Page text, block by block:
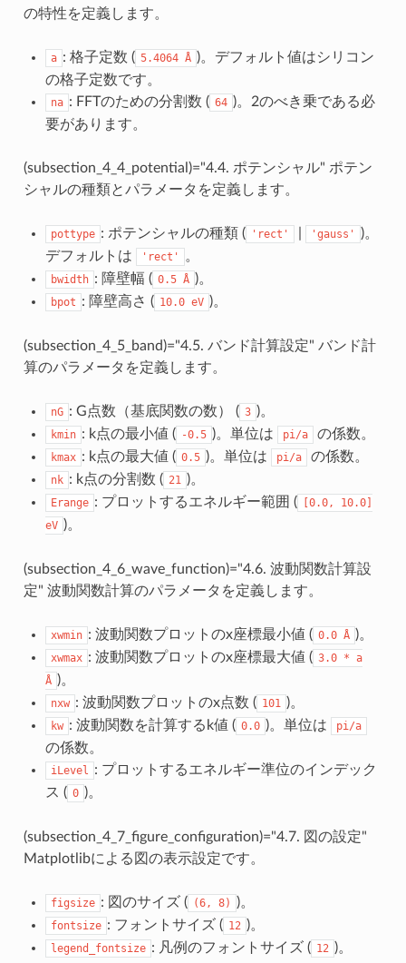
の特性を定義します。
a : 格子定数 ( 5.4064 Å )。デフォルト値はシリコン
の格子定数です。
na : FFTのための分割数 ( 64 )。2のべき乗である必
要があります。
(subsection_4_4_potential)="4.4. ポテンシャル" ポテン
シャルの種類とパラメータを定義します。
pottype : ポテンシャルの種類 ( 'rect' 'gauss'
)。
デフォルトは
'rect' 。
bwidth : 障壁幅 ( 0.5 Å )。
bpot : 障壁高さ ( 10.0 eV )。
(subsection_4_5_band)="4.5. バンド計算設定" バンド計
算のパラメータを定義します。
nG : G点数（基底関数の数） ( 3 )。
kmin : k点の最小値 ( -0.5 )。単位は pi/a の係数。
kmax : k点の最大値 ( 0.5 )。単位は pi/a の係数。
nk : k点の分割数 ( 21 )。
Erange : プロットするエネルギー範囲 ( [0.0,
10.0]
eV )。
(subsection_4_6_wave_function)="4.6. 波動関数計算設
定" 波動関数計算のパラメータを定義します。
xwmin : 波動関数プロットのx座標最小値 ( 0.0 Å )。
xwmax : 波動関数プロットのx座標最大値 ( 3.0 * a
Å )。
nxw : 波動関数プロットのx点数 ( 101 )。
kw : 波動関数を計算するk値 ( 0.0 )。単位は pi/a
の係数。
iLevel : プロットするエネルギー準位のインデック
ス ( 0 )。
(subsection_4_7_figure_configuration)="4.7. 図の設定"
Matplotlibによる図の表示設定です。
figsize : 図のサイズ ( (6, 8) )。
fontsize : フォントサイズ ( 12 )。
legend_fontsize : 凡例のフォントサイズ ( 12 )。